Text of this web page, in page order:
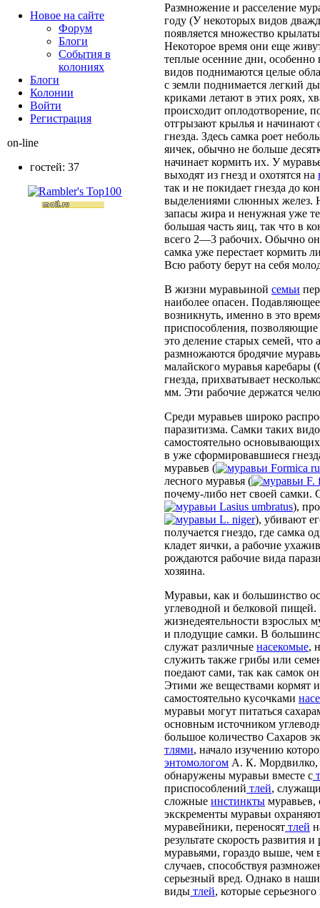
Размножение и расселение
году (У некоторых видов
появляется множество
Некоторое время они еще
теплые осенние дни,
видов поднимаются целые
с земли поднимается легкий
криками летают в этих роях,
происходит оплодотворение,
отгрызают крылья и начинают
гнезда. Здесь самка роет
яичек, обычно не больше
начинает кормить их. У
выходят из гнезд и охотятся на
так и не покидает гнезда до
выделениями слюнных желез.
запасы жира и ненужная уже
большая часть яиц, так что в
всего 2—3 рабочих. Обычно
самка уже перестает кормить
Всю работу берут на себя
В жизни муравьиной семьи
наиболее опасен.
возникнуть, именно в это
приспособления,
это деление старых семей,
размножаются бродячие
малайского муравья каребары
гнезда, прихватывает
мм. Эти рабочие держатся
Среди муравьев широко
паразитизма. Самки таких
самостоятельно
в уже сформировавшиеся
муравьев (
Formica
лесного муравья (
F.
почему-либо нет своей самки.
Lasius umbratus),
L. niger), убивают
получается гнездо, где самка
кладет яички, а рабочие
рождаются рабочие вида
хозяина.
Муравьи, как и большинство
углеводной и белковой
жизнедеятельности взрослых
и плодущие самки. В
служат различные насекомые,
служить также грибы или
поедают сами, так как самок
Этими же веществами кормят
самостоятельно кусочками
муравьи могут питаться
основным источником
большое количество Сахаров
тлями, начало изучению
энтомологом А. К. Мордвилко,
обнаружены муравьи вместе с
приспособлений тлей,
сложные инстинкты муравьев,
экскременты муравьи
муравейники, переносят тлей
результате скорость развития
муравьями, гораздо выше, чем
случаев, способствуя
серьезный вред. Однако в
виды тлей, которые
Новое на сайте
Форум
Блоги
События в
колониях
Блоги
Колонии
Войти
Peгиcтpaция
on-line
гостей: 37